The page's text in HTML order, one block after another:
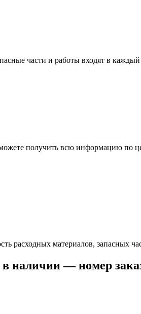
части и работы входят в
получить всю информацию по
расходных материалов, запасных
наличии — номер